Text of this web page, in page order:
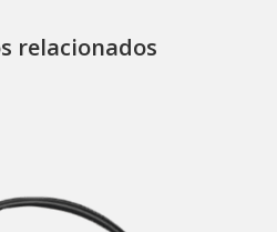
relacionados